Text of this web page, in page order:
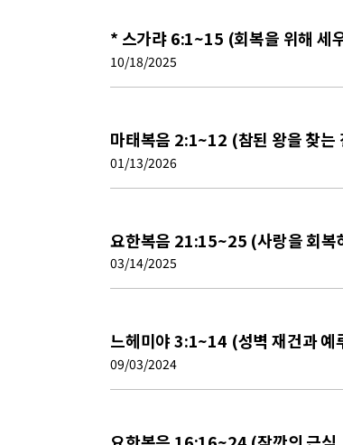
* 스가랴 6:1~15 (회복을 위해 세
10/18/2025
마태복음 2:1~12 (참된 왕을 찾는
01/13/2026
요한복음 21:15~25 (사랑을 회복
03/14/2025
느헤미야 3:1~14 (성벽 재건과 예
09/03/2024